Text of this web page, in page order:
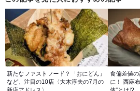
新たなファストフード？「おにどん」
など、注目の10店〈大木淳夫の7月の
食偏差値
に！ 西麻